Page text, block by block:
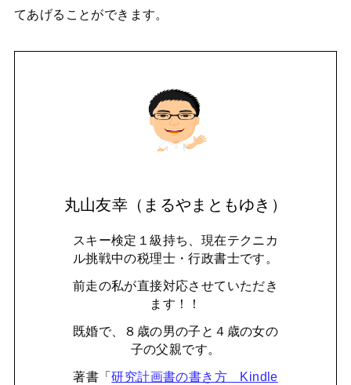
てあげることができます。
丸山友幸（まるやまともゆき）
スキー検定１級持ち、現在テクニカ
ル挑戦中の税理士・行政書士です。
前走の私が直接対応させていただき
ます！！
既婚で、８歳の男の子と４歳の女の
子の父親です。
著書「研究計画書の書き方 Kindle